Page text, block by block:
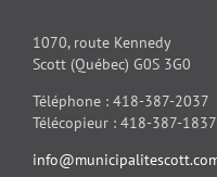
1070, route Kennedy
Scott (Québec) G0S 3G0
Téléphone : 418-387-2037
Télécopieur : 418-387-1837